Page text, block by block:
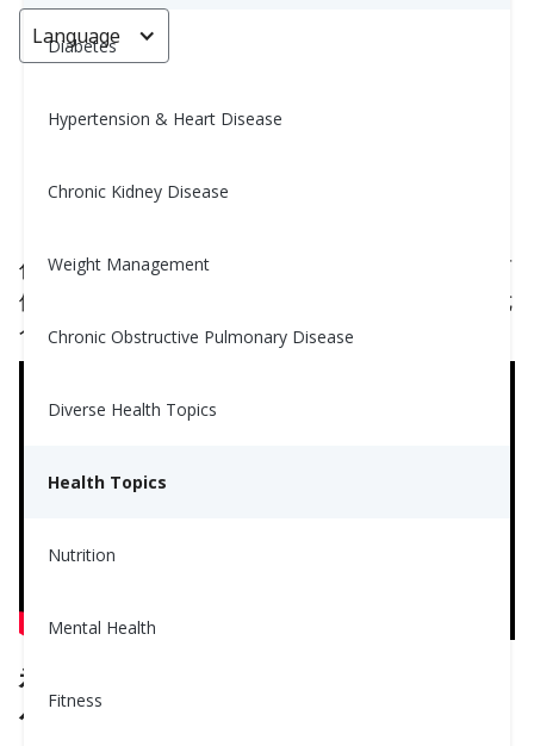
Diabetes
Hypertension & Heart Disease
Chronic Kidney Disease
Weight Management
Chronic Obstructive Pulmonary Disease
Diverse Health Topics
Health Topics
Nutrition
Mental Health
Fitness
Language
关于减肥的7个误区
Dongwan (Nora) Zhu, MS, RD
你在考虑减肥但不知道从哪里开始吗？有很多信息可
供选择，很难区分事实与虚构。以下是关于减肥的七
个主要神话及其背后的真相。
神话 #1: 如果想减肥，就应该避免面
包、米饭或意大利面等谷物。